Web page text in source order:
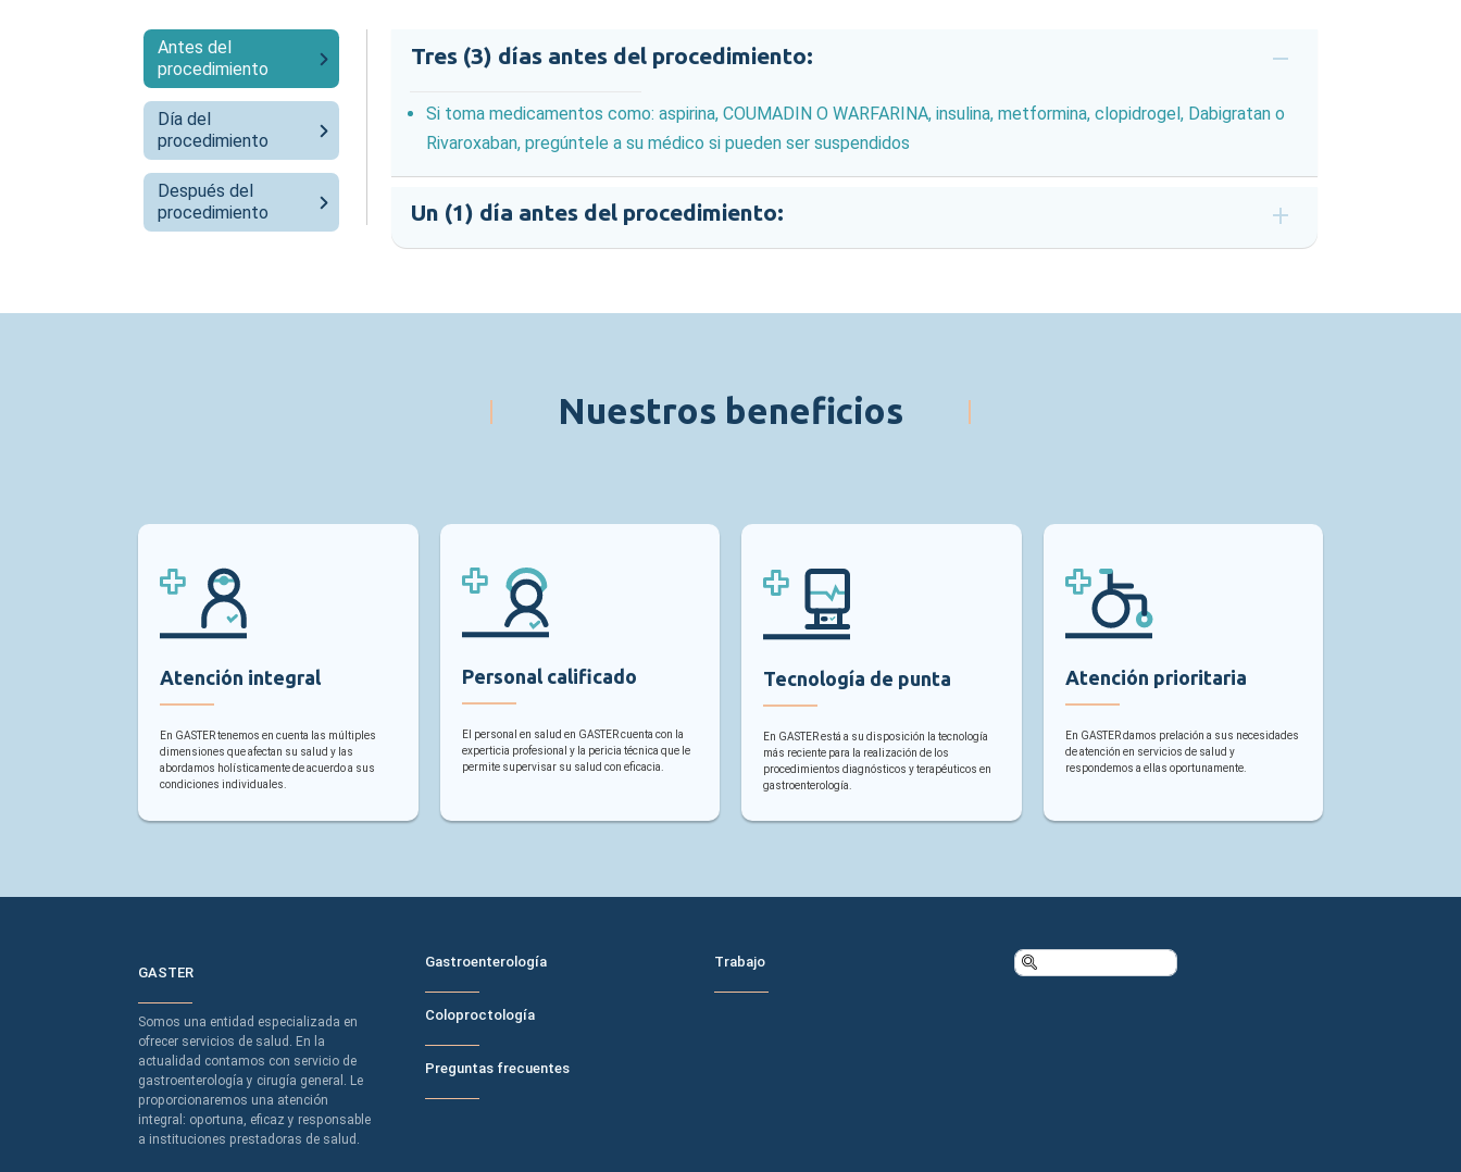
Antes del
procedimiento
Día del
procedimiento
Después del
procedimiento
Tres (3) días antes del procedimiento:
Si toma medicamentos como: aspirina, COUMADIN O WARFARINA, insulina, metformina, clopidrogel, Dabigratan o
Rivaroxaban, pregúntele a su médico si pueden ser suspendidos
Un (1) día antes del procedimiento:
Nuestros beneficios
Atención integral
En GASTER tenemos en cuenta las múltiples
dimensiones que afectan su salud y las
abordamos holísticamente de acuerdo a sus
condiciones individuales.
Personal calificado
El personal en salud en GASTER cuenta con la
experticia profesional y la pericia técnica que le
permite supervisar su salud con eficacia.
Tecnología de punta
En GASTER está a su disposición la tecnología
más reciente para la realización de los
procedimientos diagnósticos y terapéuticos en
gastroenterología.
Atención prioritaria
En GASTER damos prelación a sus necesidades
de atención en servicios de salud y
respondemos a ellas oportunamente.
GASTER
Somos una entidad especializada en
ofrecer servicios de salud. En la
actualidad contamos con servicio de
gastroenterología y cirugía general. Le
proporcionaremos una atención
integral: oportuna, eficaz y responsable
a instituciones prestadoras de salud.
Gastroenterología
Coloproctología
Preguntas frecuentes
Trabajo